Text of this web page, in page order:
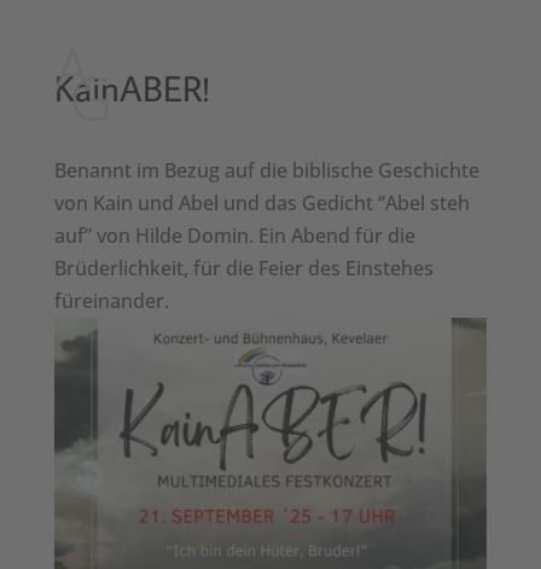
KainABER!
Benan­nt im Bezug auf die bib­lis­che Geschichte
von Kain und Abel und das Gedicht “Abel steh
auf” von Hilde Domin. Ein Abend für die
Brüder­lichkeit, für die Feier des Ein­ste­hes
füreinan­der.